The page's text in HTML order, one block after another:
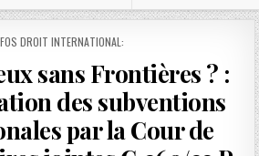
DROIT INTERNATIONAL:
sans Frontières ? :
des subventions
par la Cour de